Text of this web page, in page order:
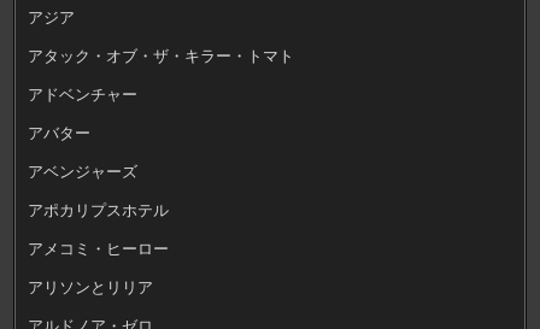
アジア
アタック・オブ・ザ・キラー・トマト
アドベンチャー
アバター
アベンジャーズ
アポカリプスホテル
アメコミ・ヒーロー
アリソンとリリア